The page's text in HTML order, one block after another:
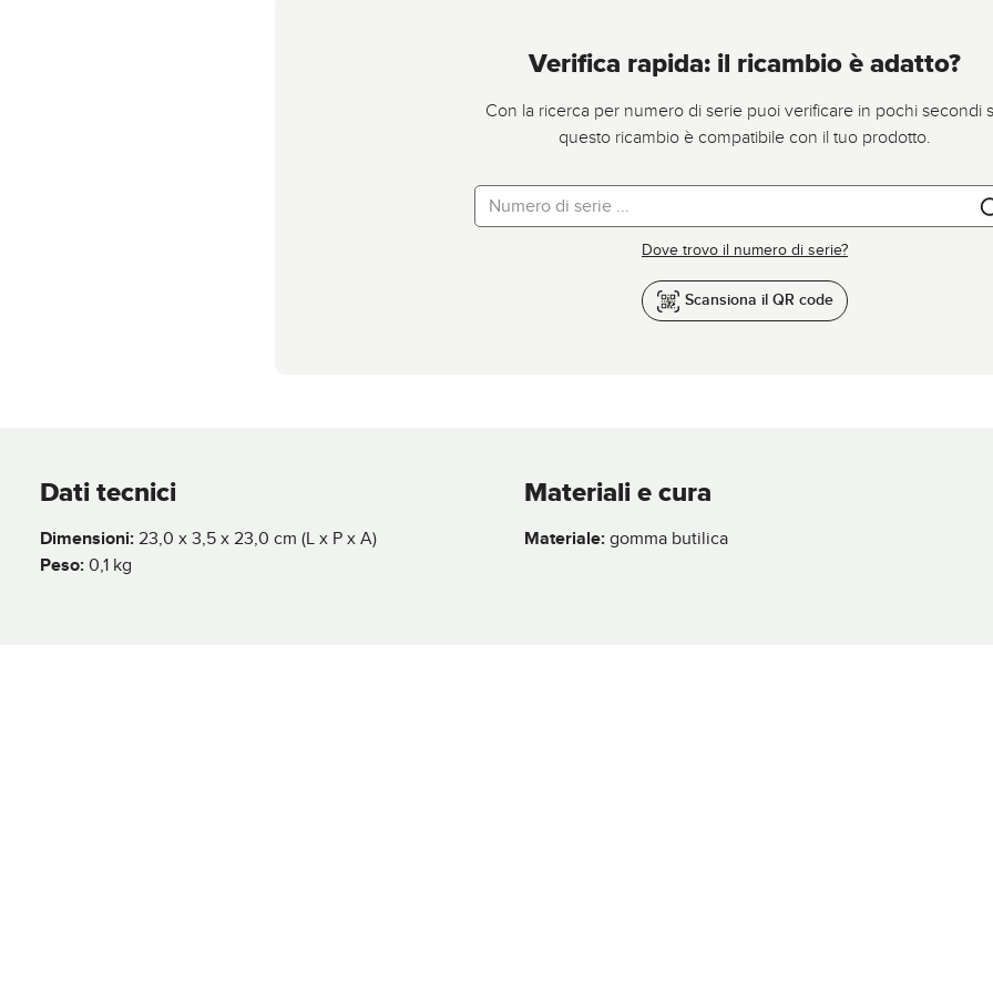
Verifica rapida: il ricambio è adatto?
Con la ricerca per numero di serie puoi verificare in pochi secondi
questo ricambio è compatibile con il tuo prodotto.
Dove trovo il numero di serie?
Scansiona il QR code
Dati tecnici
Dimensioni:23,0 x 3,5 x 23,0 cm (L x P x A)
Peso:0,1 kg
Materiali e cura
Materiale:gomma butilica